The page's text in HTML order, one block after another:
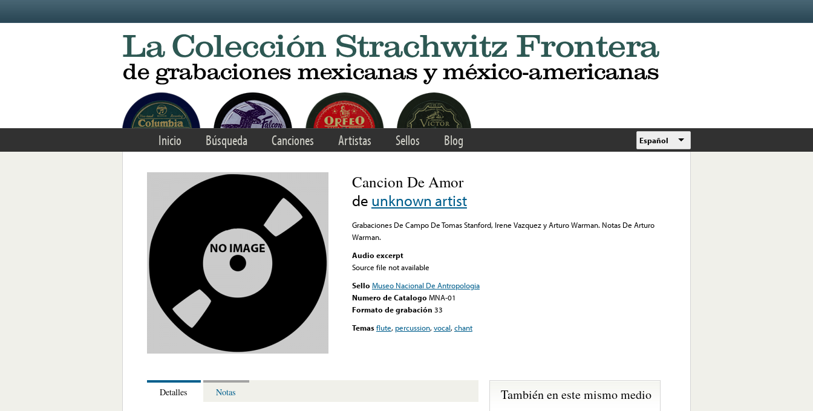
Inicio Búsqueda Canciones Artistas Sellos Blog Español
Cancion De Amor
de unknown artist
Grabaciones De Campo De Tomas Stanford, Irene Vazquez y Arturo Warman. Notas De Arturo
Warman.
Audio excerpt
Source file not available
Sello Museo Nacional De Antropologia
Numero de Catalogo MNA-01
Formato de grabación 33
Temasflute, percussion,vocal,chant
Detalles Notas También en este mismo medio